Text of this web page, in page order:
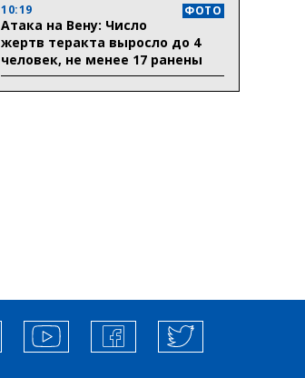
10:19 ФОТО
Атака на Вену: Число
жертв теракта выросло до 4
человек, не менее 17 ранены